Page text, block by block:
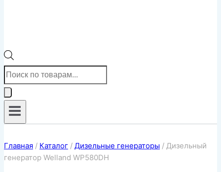
Поиск
товаров
Главная / Каталог / Дизельные генераторы / Дизельный
генератор Welland WP580DH